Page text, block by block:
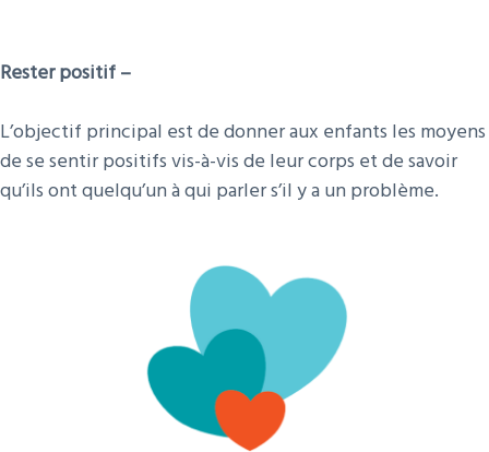
Rester positif –
L’objectif principal est de donner aux enfants les moyens
de se sentir positifs vis-à-vis de leur corps et de savoir
qu’ils ont quelqu’un à qui parler s’il y a un problème.